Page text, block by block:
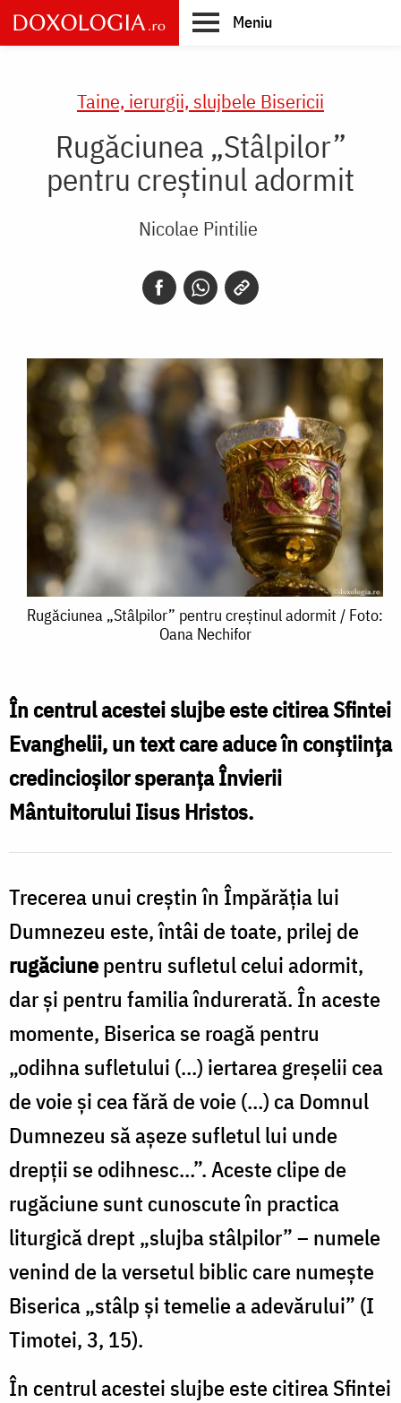
Skip
to
main
Meniu
Taine, ierurgii, slujbele Bisericii
Rugăciunea „Stâlpilor”
pentru creștinul adormit
Nicolae Pintilie
Rugăciunea
creștinul
adormit
/
Foto:
Rugăciunea „Stâlpilor” pentru creștinul adormit / Foto:
Oana Nechifor
În centrul acestei slujbe este citirea Sfintei
Evanghelii, un text care aduce în conștiința
credincioșilor speranța Învierii
Mântuitorului Iisus Hristos.
Trecerea unui creștin în Împărăția lui
Dumnezeu este, întâi de toate, prilej de
rugăciunepentru sufletul celui adormit,
dar și pentru familia îndurerată. În aceste
momente, Biserica se roagă pentru
„odihna sufletului (…) iertarea greșelii cea
de voie și cea fără de voie (…) ca Domnul
Dumnezeu să așeze sufletul lui unde
drepții se odihnesc…”. Aceste clipe de
rugăciune sunt cunoscute în practica
liturgică drept „slujba stâlpilor” – numele
venind de la versetul biblic care numește
Biserica „stâlp și temelie a adevărului” (I
Timotei, 3, 15).
În centrul acestei slujbe este citirea Sfintei